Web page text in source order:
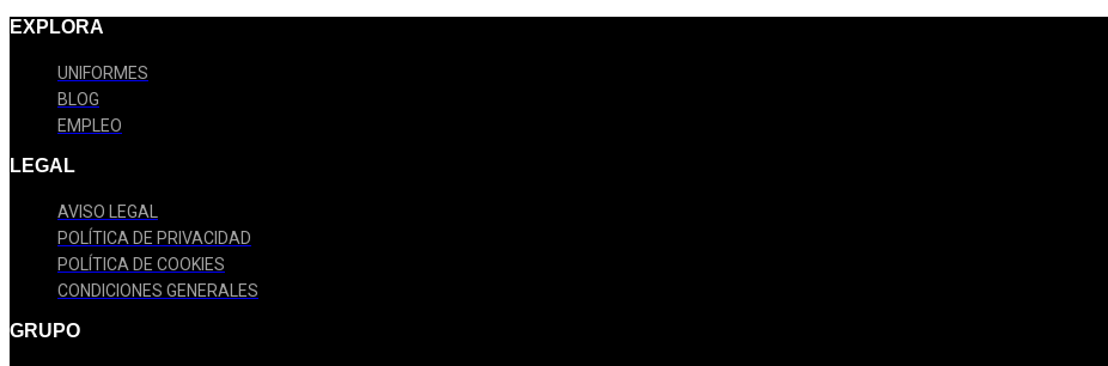
EXPLORA
UNIFORMES
BLOG
EMPLEO
LEGAL
AVISO LEGAL
POLÍTICA DE PRIVACIDAD
POLÍTICA DE COOKIES
CONDICIONES GENERALES
GRUPO